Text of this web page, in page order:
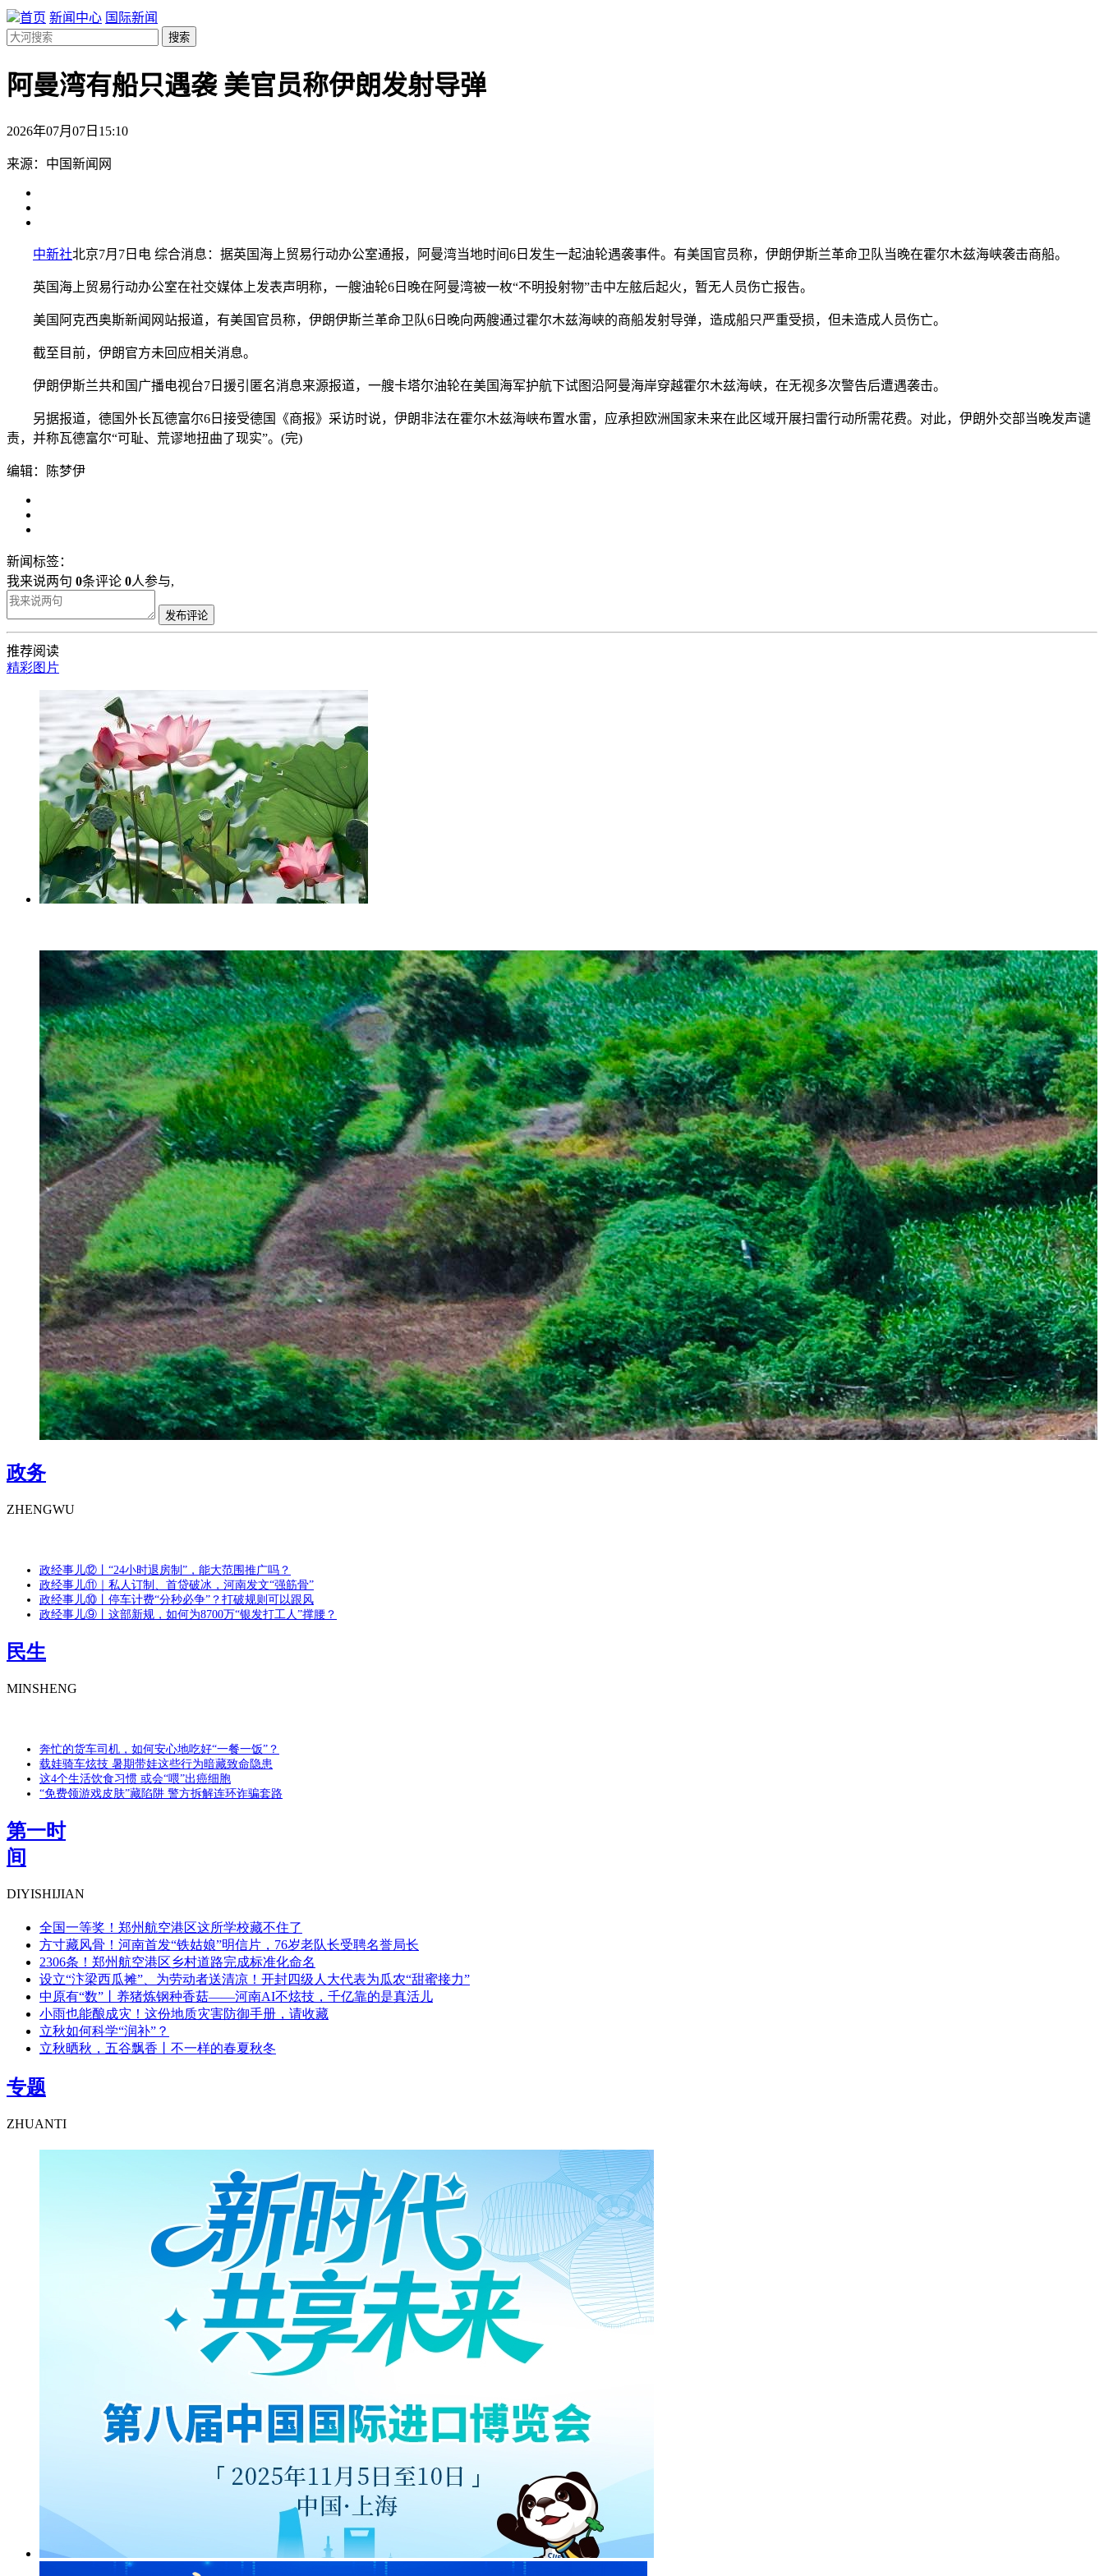
首页 新闻中心 国际新闻
搜索
阿曼湾有船只遇袭 美官员称伊朗发射导弹
2026年07月07日15:10
来源：中国新闻网
中新社北京7月7日电 综合消息：据英国海上贸易行动办公室通报，阿曼湾当地时间6日发生一起油轮遇袭事件。有美国官员称，伊朗伊斯兰革命卫队当晚在霍尔木兹海峡袭击商船。
英国海上贸易行动办公室在社交媒体上发表声明称，一艘油轮6日晚在阿曼湾被一枚“不明投射物”击中左舷后起火，暂无人员伤亡报告。
美国阿克西奥斯新闻网站报道，有美国官员称，伊朗伊斯兰革命卫队6日晚向两艘通过霍尔木兹海峡的商船发射导弹，造成船只严重受损，但未造成人员伤亡。
截至目前，伊朗官方未回应相关消息。
伊朗伊斯兰共和国广播电视台7日援引匿名消息来源报道，一艘卡塔尔油轮在美国海军护航下试图沿阿曼海岸穿越霍尔木兹海峡，在无视多次警告后遭遇袭击。
另据报道，德国外长瓦德富尔6日接受德国《商报》采访时说，伊朗非法在霍尔木兹海峡布置水雷，应承担欧洲国家未来在此区域开展扫雷行动所需花费。对此，伊朗外交部当晚发声谴
责，并称瓦德富尔“可耻、荒谬地扭曲了现实”。(完)
编辑：陈梦伊
新闻标签：
我来说两句 0条评论 0人参与,
发布评论
推荐阅读